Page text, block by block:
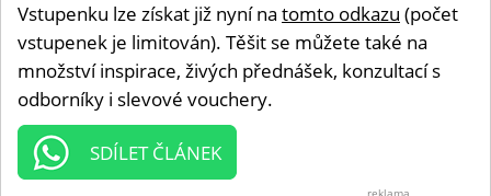
Vstupenku lze získat již nyní na tomto odkazu (počet
vstupenek je limitován). Těšit se můžete také na
množství inspirace, živých přednášek, konzultací s
odborníky i slevové vouchery.
SDÍLET ČLÁNEK